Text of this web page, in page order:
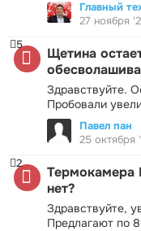
Главный
27 ноября
Щетина
Здравствуйте.
Пробовали
5
Павел пан
25 октября
Термокамера
нет?
Здравствуйте,
Предлагают по
2